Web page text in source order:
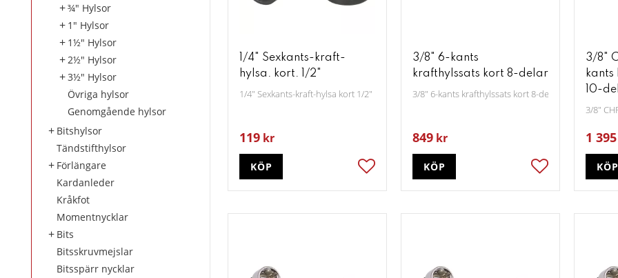
1/4" Sexkants-kraft-
hylsa. kort. 1/2"
1/4" Sexkants-kraft-hylsa kort 1/2"
119 kr
Lägg till i favoriter
KÖP
3/8" 6-kants
krafthylssats kort 8-delar
3/8" 6-kants krafthylssats kort 8-delar
849 kr
Lägg till i
KÖP
3/8"
kants
10-
3/8"
1 395
KÖP
¾" Hylsor
1" Hylsor
1½" Hylsor
2½" Hylsor
3½" Hylsor
Övriga hylsor
Genomgående hylsor
Bitshylsor
Tändstifthylsor
Förlängare
Kardanleder
Kråkfot
Momentnycklar
Bits
Bitsskruvmejslar
Bitsspärr nycklar